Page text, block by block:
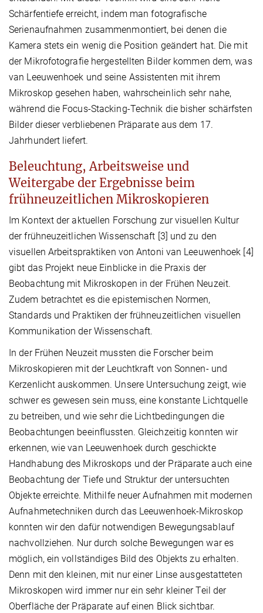
Schärfentiefe erreicht, indem man fotografische
Serienaufnahmen zusammenmontiert, bei denen die
Kamera stets ein wenig die Position geändert hat. Die mit
der Mikrofotografie hergestellten Bilder kommen dem, was
van Leeuwenhoek und seine Assistenten mit ihrem
Mikroskop gesehen haben, wahrscheinlich sehr nahe,
während die Focus-Stacking-Technik die bisher schärfsten
Bilder dieser verbliebenen Präparate aus dem 17.
Jahrhundert liefert.
Beleuchtung, Arbeitsweise und
Weitergabe der Ergebnisse beim
frühneuzeitlichen Mikroskopieren
Im Kontext der aktuellen Forschung zur visuellen Kultur
der frühneuzeitlichen Wissenschaft [3] und zu den
visuellen Arbeitspraktiken von Antoni van Leeuwenhoek [4]
gibt das Projekt neue Einblicke in die Praxis der
Beobachtung mit Mikroskopen in der Frühen Neuzeit.
Zudem betrachtet es die epistemischen Normen,
Standards und Praktiken der frühneuzeitlichen visuellen
Kommunikation der Wissenschaft.
In der Frühen Neuzeit mussten die Forscher beim
Mikroskopieren mit der Leuchtkraft von Sonnen- und
Kerzenlicht auskommen. Unsere Untersuchung zeigt, wie
schwer es gewesen sein muss, eine konstante Lichtquelle
zu betreiben, und wie sehr die Lichtbedingungen die
Beobachtungen beeinflussten. Gleichzeitig konnten wir
erkennen, wie van Leeuwenhoek durch geschickte
Handhabung des Mikroskops und der Präparate auch eine
Beobachtung der Tiefe und Struktur der untersuchten
Objekte erreichte. Mithilfe neuer Aufnahmen mit modernen
Aufnahmetechniken durch das Leeuwenhoek-Mikroskop
konnten wir den dafür notwendigen Bewegungsablauf
nachvollziehen. Nur durch solche Bewegungen war es
möglich, ein vollständiges Bild des Objekts zu erhalten.
Denn mit den kleinen, mit nur einer Linse ausgestatteten
Mikroskopen wird immer nur ein sehr kleiner Teil der
Oberfläche der Präparate auf einen Blick sichtbar.